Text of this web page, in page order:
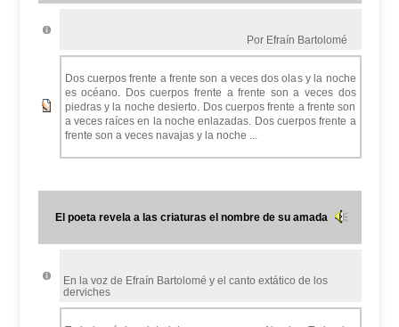
Por Efraín Bartolomé
Dos cuerpos frente a frente son a veces dos olas y la noche
es océano. Dos cuerpos frente a frente son a veces dos
piedras y la noche desierto. Dos cuerpos frente a frente son
a veces raíces en la noche enlazadas. Dos cuerpos frente a
frente son a veces navajas y la noche ...
El poeta revela a las criaturas el nombre de su amada
En la voz de Efraín Bartolomé y el canto extático de los
derviches